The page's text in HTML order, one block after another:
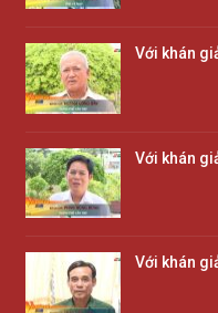
Với khán
Với khán
Với khán